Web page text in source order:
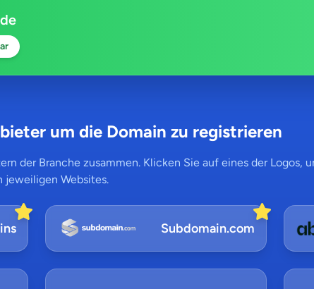
um die Domain zu registrieren
der Branche zusammen. Klicken Sie auf eines der Logos,
jeweiligen Websites.
Subdomain.com